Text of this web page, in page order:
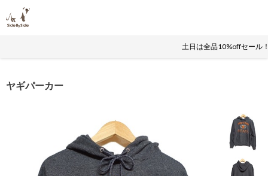
土日は全品10%offセール
ヤギパーカー